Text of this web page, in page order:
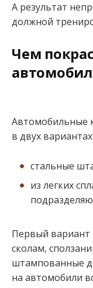
А результат
должной
Чем
Автомобильные
в двух вариантах:
стальные
из легких
Первый вариант
сколам,
штампованные
на автомобили